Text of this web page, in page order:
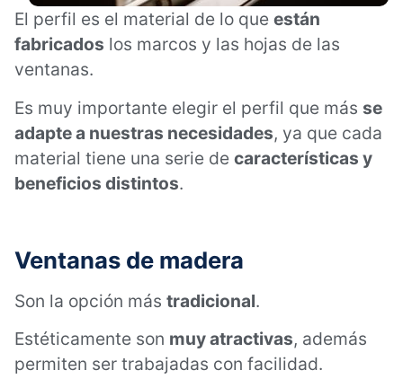
El perfil es el material de lo que están
fabricados los marcos y las hojas de las
ventanas.
Es muy importante elegir el perfil que más se
adapte a nuestras necesidades, ya que cada
material tiene una serie de características y
beneficios distintos.
Ventanas de madera
Son la opción más tradicional.
Estéticamente son muy atractivas, además
permiten ser trabajadas con facilidad.